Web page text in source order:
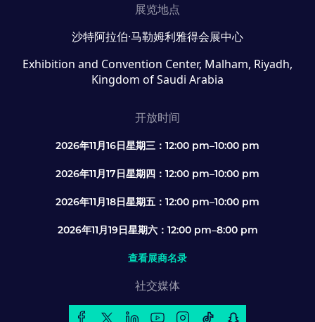
展览地点
沙特阿拉伯·马勒姆利雅得会展中心
Exhibition and Convention Center, Malham, Riyadh,
Kingdom of Saudi Arabia
开放时间
2026年11月16日星期三：12:00 pm–10:00 pm
2026年11月17日星期四：12:00 pm–10:00 pm
2026年11月18日星期五：12:00 pm–10:00 pm
2026年11月19日星期六：12:00 pm–8:00 pm
查看展商名录
社交媒体